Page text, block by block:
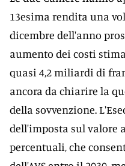
13esima rendita una
dicembre dell'anno
aumento dei costi
quasi 4,2 miliardi di
ancora da chiarire la
della sovvenzione.
dell'imposta sul valore
percentuali, che